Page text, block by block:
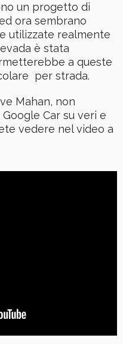
un progetto di
ora sembrano
utilizzate realmente
è stata
a queste
per strada.
Mahan, non
Car su veri e
vedere nel video a